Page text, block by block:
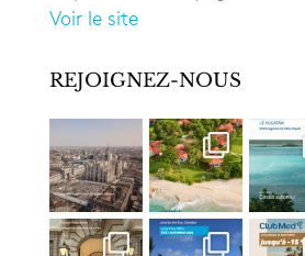
Voir le site
REJOIGNEZ-NOUS